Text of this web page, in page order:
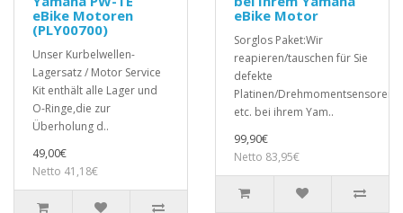
eBike Motoren
(PLY00700)
Unser Kurbelwellen-
Lagersatz / Motor Service
Kit enthält alle Lager und
O-Ringe,die zur
Überholung d..
49,00€
Netto 41,18€
eBike Motor
Sorglos Paket:Wir
reapieren/tauschen für Sie
defekte
Platinen/Drehmomentsensoren,
etc. bei ihrem Yam..
99,90€
Netto 83,95€